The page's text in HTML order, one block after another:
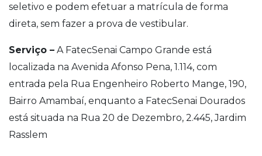
seletivo e podem efetuar a matrícula de forma
direta, sem fazer a prova de vestibular.
Serviço – A FatecSenai Campo Grande está
localizada na Avenida Afonso Pena, 1.114, com
entrada pela Rua Engenheiro Roberto Mange, 190,
Bairro Amambaí, enquanto a FatecSenai Dourados
está situada na Rua 20 de Dezembro, 2.445, Jardim
Rasslem